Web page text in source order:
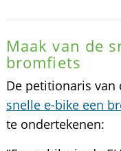
Maak van de
bromfiets
De petitionaris van
snelle e-bike een
te ondertekenen: